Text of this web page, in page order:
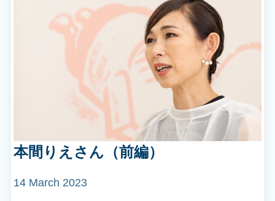
本間りえさん（前編）
14 March 2023